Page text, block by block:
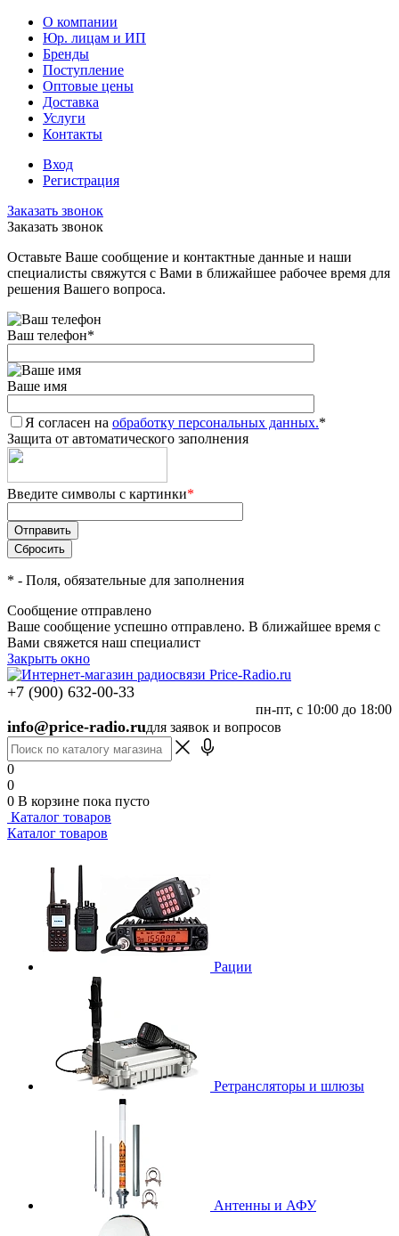
О компании
Юр. лицам и ИП
Бренды
Поступление
Оптовые цены
Доставка
Услуги
Контакты
Вход
Регистрация
Заказать звонок
Заказать звонок
Оставьте Ваше сообщение и контактные данные и наши
специалисты свяжутся с Вами в ближайшее рабочее время для
решения Вашего вопроса.
Ваш телефон*
Ваше имя
Я согласен на обработку персональных данных.*
Защита от автоматического заполнения
Введите символы с картинки*
* - Поля, обязательные для заполнения
Сообщение отправлено
Ваше сообщение успешно отправлено. В ближайшее время с
Вами свяжется наш специалист
Закрыть окно
+7 (900) 632-00-33
пн-пт, с 10:00 до 18:00
info@price-radio.ruдля заявок и вопросов
0
0
0 В корзине пока пусто
Каталог товаров
Каталог товаров
Рации
Ретрансляторы и шлюзы
Антенны и АФУ